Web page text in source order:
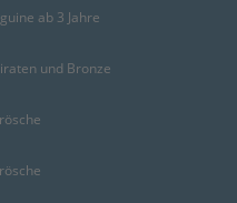
ab 3 Jahre
und Bronze